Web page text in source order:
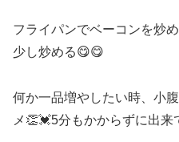
フライパンでベーコンを炒
少し炒める😋😋
何か一品増やしたい時、小
メ👏💓5分もかからずに出来